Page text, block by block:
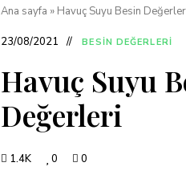
Tarifleri
ve
kurabiyeler
Ana sayfa » Havuç Suyu Besin
23/08/2021 BESIN DEĞERLERI
Havuç Suyu
Değerleri
1.4K 0 0